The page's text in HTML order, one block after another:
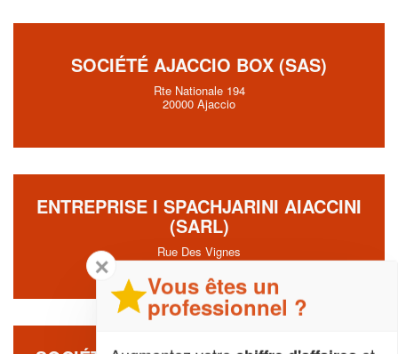
SOCIÉTÉ AJACCIO BOX (SAS)
Rte Nationale 194
20000 Ajaccio
ENTREPRISE I SPACHJARINI AIACCINI
(SARL)
Rue Des Vignes
20000 Ajaccio
✕
Vous êtes un
professionnel ?